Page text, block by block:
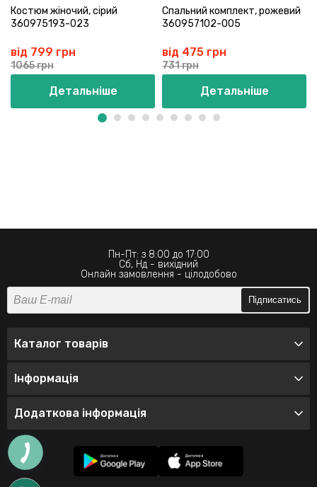
Костюм жіночий, сірий
360975193-023
від 799 грн
1065 грн
Детальніше
Спальний комплект, рожевий
360957102-005
від 475 грн
731 грн
Детальніше
Пн-Пт: з 8:00 до 17:00
Сб, Нд - вихідний
Онлайн замовлення - цілодобово
Підписатись
Каталог товарів
Інформація
Додаткова інформація